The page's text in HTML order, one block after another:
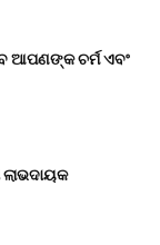
ଆପଣଙ୍କ ଚର୍ମ ଏବଂ
ଲାଭଦାୟକ